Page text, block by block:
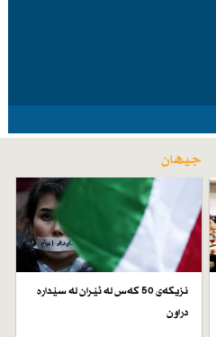
جیهان
نزیكەی 50 كەس لە ئێران لە سێدارە
دراون